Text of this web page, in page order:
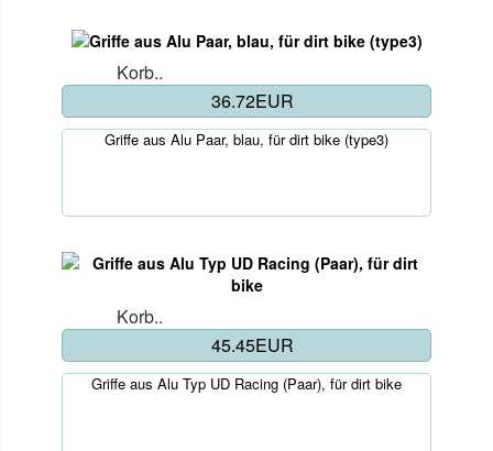
Korb..
36.72EUR
Griffe aus Alu Paar, blau, für dirt bike (type3)
Korb..
45.45EUR
Griffe aus Alu Typ UD Racing (Paar), für dirt bike